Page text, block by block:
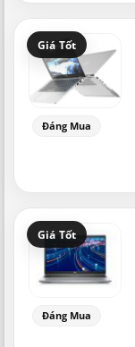
Giá
gốc
11,000,000 ₫.
Giá
hiện
7,950,000 ₫.
Giá
gốc
11,000,000 ₫.
Giá
hiện